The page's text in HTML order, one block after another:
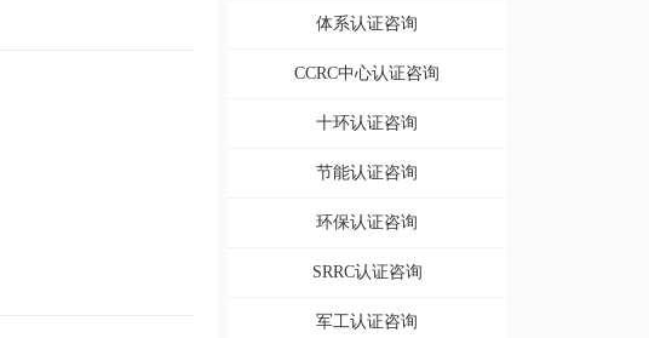
体系认证咨询
CCRC中心认证咨询
十环认证咨询
节能认证咨询
环保认证咨询
SRRC认证咨询
军工认证咨询